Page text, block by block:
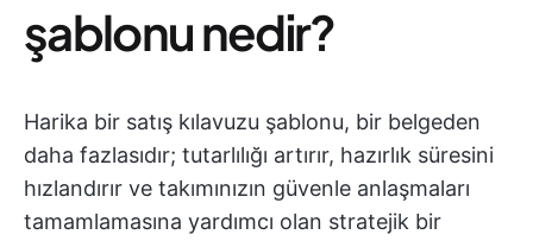
şablonu nedir?
Harika bir satış kılavuzu şablonu, bir belgeden
daha fazlasıdır; tutarlılığı artırır, hazırlık süresini
hızlandırır ve takımınızın güvenle anlaşmaları
tamamlamasına yardımcı olan stratejik bir